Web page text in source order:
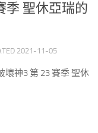
季 聖休亞瑞的
2021-11-05
壞神3 第 23 賽季 聖休